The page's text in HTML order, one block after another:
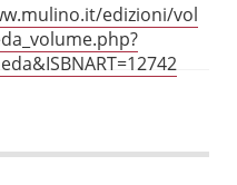
edizioni/vol